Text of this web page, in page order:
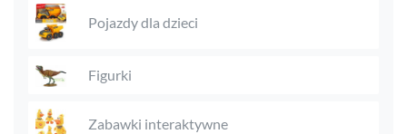
Pojazdy dla dzieci
Figurki
Zabawki interaktywne